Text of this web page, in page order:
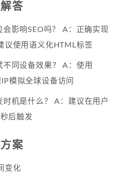
答
会影响SEO吗？ A：正确实现
议使用语义化HTML标签
不同设备效果？ A：使用
IP模拟全球设备访问
时机是什么？ A：建议在用户
后触发
案
变化